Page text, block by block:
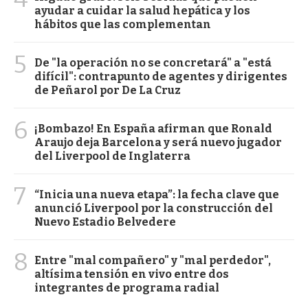
ayudar a cuidar la salud hepática y los
hábitos que las complementan
5
De "la operación no se concretará" a "está
difícil": contrapunto de agentes y dirigentes
de Peñarol por De La Cruz
6
¡Bombazo! En España afirman que Ronald
Araujo deja Barcelona y será nuevo jugador
del Liverpool de Inglaterra
7
“Inicia una nueva etapa”: la fecha clave que
anunció Liverpool por la construcción del
Nuevo Estadio Belvedere
8
Entre "mal compañero" y "mal perdedor",
altísima tensión en vivo entre dos
integrantes de programa radial